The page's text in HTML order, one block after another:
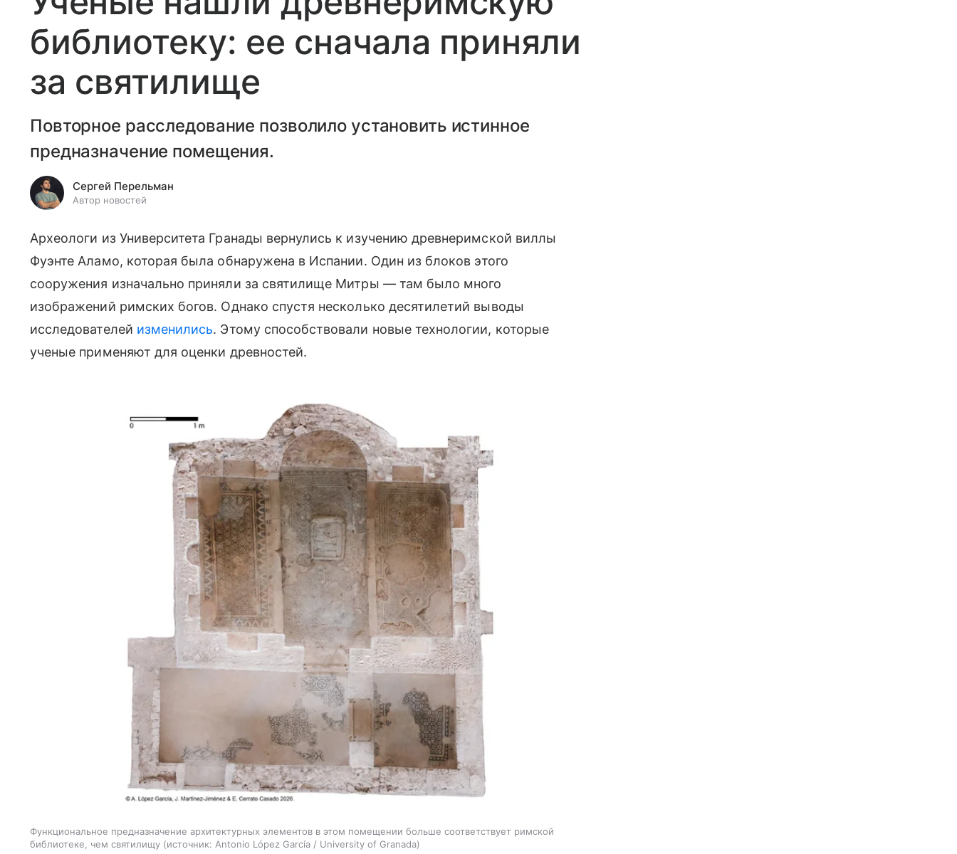
библиотеку: ее сначала приняли
за святилище
Повторное расследование позволило установить истинное
предназначение помещения.
Сергей Перельман
Автор новостей
Археологи из Университета Гранады вернулись к изучению древнеримской виллы
Фуэнте Аламо, которая была обнаружена в Испании. Один из блоков этого
сооружения изначально приняли за святилище Митры — там было много
изображений римских богов. Однако спустя несколько десятилетий выводы
исследователей изменились. Этому способствовали новые технологии, которые
ученые применяют для оценки древностей.
Функциональное предназначение архитектурных элементов в этом помещении больше соответствует римской
библиотеке, чем святилищу
источник: Antonio López García / University of Granada